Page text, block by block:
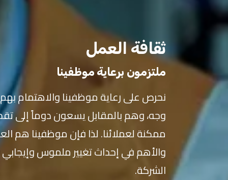
ثقافة العمل
ملتزمون برعاية موظفينا
نحرص على رعاية موظفينا والاهتمام
وجه، وهم بالمقابل يسعون دوماً إلى
ممكنة لعملائنا. لذا فإن موظفينا هم
والأهم في إحداث تغيير ملموس
الشركة.